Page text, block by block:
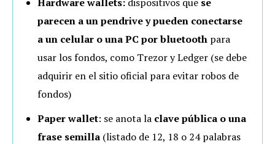
parecen a un pendrive y pueden conectarse
a un celular o una PC por bluetooth para
usar los fondos, como Trezor y Ledger (se debe
adquirir en el sitio oficial para evitar robos de
fondos)
Paper wallet: se anota la clave pública o una
frase semilla (listado de 12, 18 o 24 palabras